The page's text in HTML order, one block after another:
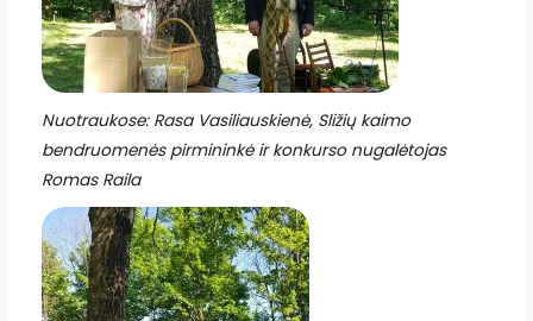
Nuotraukose: Rasa Vasiliauskienė, Sližių kaimo
bendruomenės pirmininkė ir konkurso nugalėtojas
Romas Raila